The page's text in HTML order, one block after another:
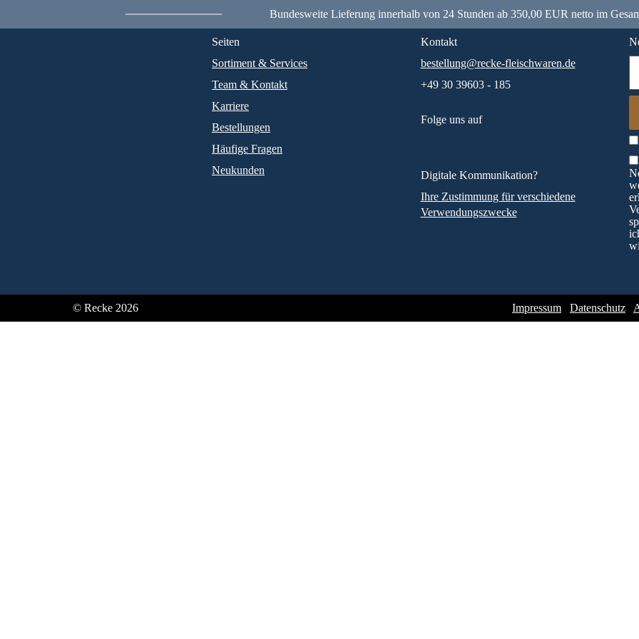
Bundesweite Lieferung innerhalb von 24 Stunden ab 350,00 EUR netto im
Seiten
Sortiment & Services
Team & Kontakt
Karriere
Bestellungen
Häufige Fragen
Neukunden
Kontakt
bestellung@recke-fleischwaren.de
+49 30 39603 - 185
Folge uns auf
Digitale Kommunikation?
Ihre Zustimmung für verschiedene
Verwendungszwecke
© Recke 2026 Impressum Datenschutz